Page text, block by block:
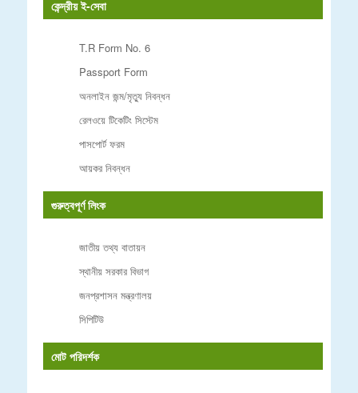
কেন্দ্রীয় ই-সেবা
T.R Form No. 6
Passport Form
অনলাইন জন্ম/মৃত্যু নিবন্ধন
রেলওয়ে টিকেটিং সিস্টেম
পাসপোর্ট ফরম
আয়কর নিবন্ধন
গুরুত্বপূর্ণ লিংক
জাতীয় তথ্য বাতায়ন
স্থানীয় সরকার বিভাগ
জনপ্রশাসন মন্ত্রণালয়
সিপিটিউ
মোট পরিদর্শক